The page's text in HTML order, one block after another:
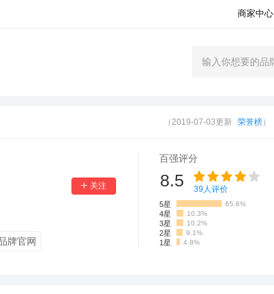
商家中心
（2019-07-03更新 荣誉榜）
牌官网
百强评分
8.5 39 人评价
5星 65.6%
4星 10.3%
3星 10.2%
2星 9.1%
1星 4.8%